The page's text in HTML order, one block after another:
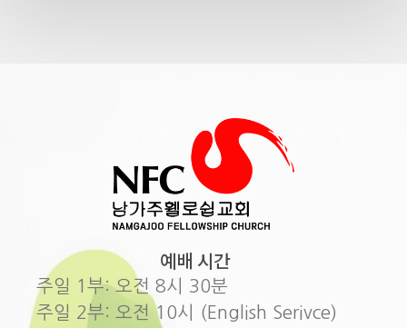
예배 시간
주일 1부: 오전 8시 30분
주일 2부: 오전 10시 (English Serivce)